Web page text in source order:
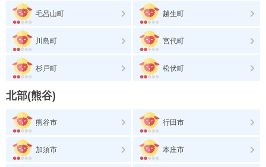
毛呂山町 越生町
川島町 宮代町
杉戸町 松伏町
北部(熊谷)
熊谷市 行田市
加須市 本庄市